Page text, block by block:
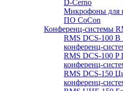
D-Cerno
Микрофоны для
ПО CoCon
Конференц-системы
RMS DCS-100 B
конференц-
RMS DCS-100 P
конференц-
RMS DCS-150
конференц-